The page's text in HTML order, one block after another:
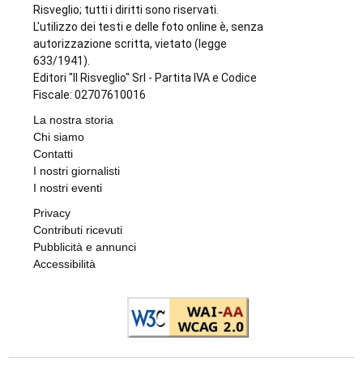
Risveglio; tutti i diritti sono riservati.
L'utilizzo dei testi e delle foto online è, senza
autorizzazione scritta, vietato (legge
633/1941).
Editori "Il Risveglio" Srl - Partita IVA e Codice
Fiscale: 02707610016
La nostra storia
Chi siamo
Contatti
I nostri giornalisti
I nostri eventi
Privacy
Contributi ricevuti
Pubblicità e annunci
Accessibilità